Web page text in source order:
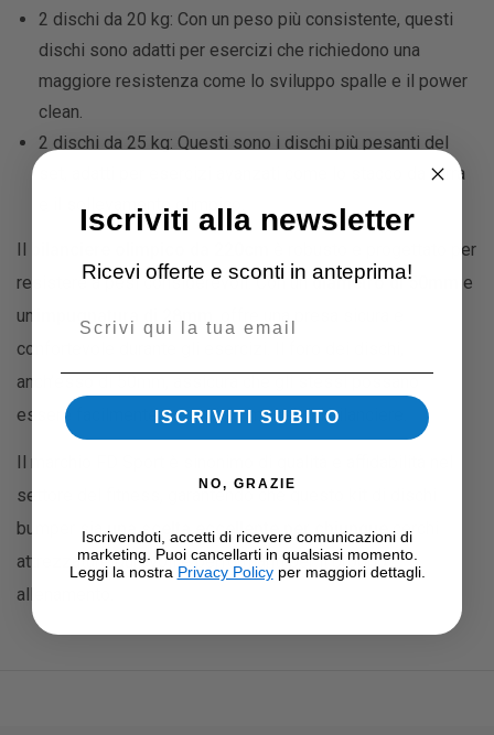
2 dischi da 20 kg: Con un peso più consistente, questi
dischi sono adatti per esercizi che richiedono una
maggiore resistenza come lo sviluppo spalle e il power
clean.
2 dischi da 25 kg: Questi sono i dischi più pesanti del
set, adatti per esercizi avanzati come lo stacco da terra
e il sollevamento olimpico.
Il
è robusto e progettato per
resistere a pesi considerevoli. Con un diametro di 50mm
e
un’
impugnatura di 28mm
, offre una presa sicura e
confortevole durante gli esercizi. Il foro dei dischi,
anch’esso di 50mm, assicura che gli stessi possano
essere facilmente montati e rimossi dal bilanciere.
Il marchio FD Sport è sinonimo di qualità e affidabilità nel
settore del fitness, garantendo che questo kit di dischi
bumper sia una scelta eccellente per chiunque
cerchi
attrezzature durevoli e performanti per il proprio
allenamento.
Iscriviti alla newsletter
Ricevi offerte e sconti in anteprima!
ISCRIVITI SUBITO
NO, GRAZIE
Iscrivendoti, accetti di ricevere comunicazioni di
marketing. Puoi cancellarti in qualsiasi momento.
Leggi la nostra Privacy Policyper maggiori dettagli.